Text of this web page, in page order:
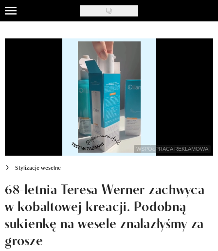
Skip
to
main
Newsy
Newsletter
Wizaz Summer Influ School
WSPÓŁPRACA REKLAMOWA
Stylizacje weselne
68-letnia Teresa Werner zachwyca
w kobaltowej kreacji. Podobną
sukienkę na wesele znalazłyśmy za
grosze